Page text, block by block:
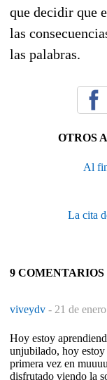
que decidir que
las
las palabras.
OTROS
Al
La cita
9 COMENTARIOS
viveydv - 21 de
Hoy estoy
unjubilado, hoy
primera vez en
disfrutado viendo la